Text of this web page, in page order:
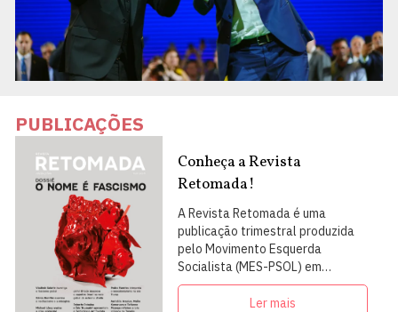
PUBLICAÇÕES
Conheça a Revista
Retomada!
A Revista Retomada é uma
publicação trimestral produzida
pelo Movimento Esquerda
Socialista (MES-PSOL) em
articulação com intelectuais,
militantes e artistas
Ler mais